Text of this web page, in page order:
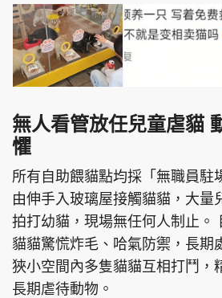
無人看管放任兒童虐貓
懼
所有自助餵貓點均採「無職員駐
由伸手入玻璃屋接觸貓貓，大量
拍打幼貓，現場無任何人制止。
貓貓驚慌炸毛、哈氣防禦，長期
狹小空間內多隻貓貓互相打鬥，
長期虐待動物。